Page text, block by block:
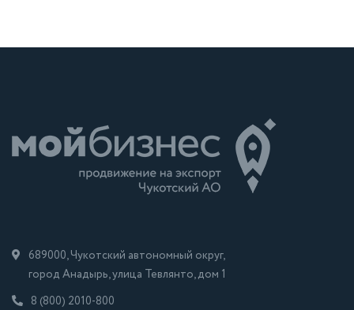
689000, Чукотский автономный округ,
город Анадырь, улица Тевлянто, дом 1
8 (800) 2010-800